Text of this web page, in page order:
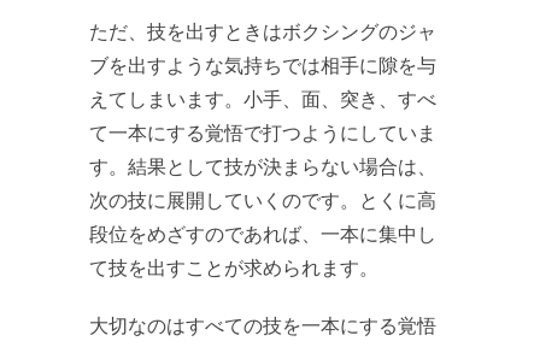
ただ、技を出すときはボクシングのジャ
ブを出すような気持ちでは相手に隙を与
えてしまいます。小手、面、突き、すべ
て一本にする覚悟で打つようにしていま
す。結果として技が決まらない場合は、
次の技に展開していくのです。とくに高
段位をめざすのであれば、一本に集中し
て技を出すことが求められます。
大切なのはすべての技を一本にする覚悟